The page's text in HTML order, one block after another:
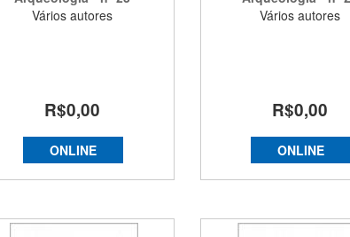
Vários autores
R$0,00
ONLINE
Vários autores
R$0,00
ONLINE